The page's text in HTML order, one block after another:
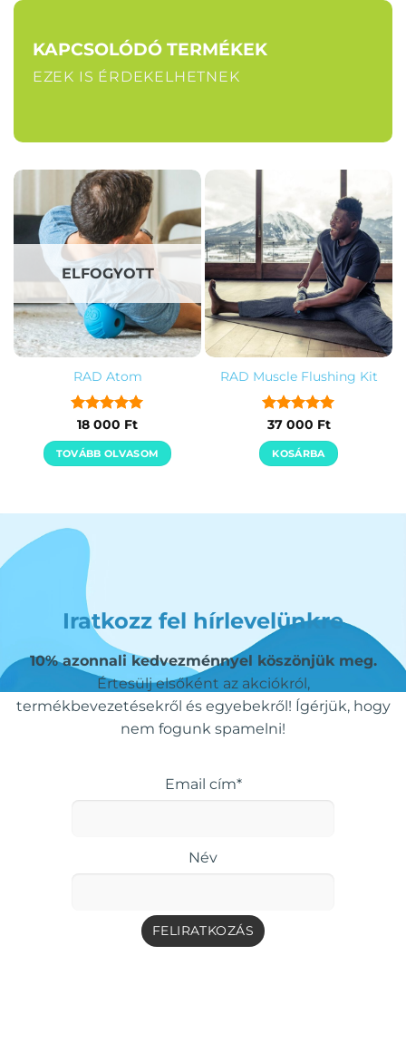
KAPCSOLÓDÓ TERMÉKEK
EZEK IS ÉRDEKELHETNEK
ELFOGYOTT
RAD Atom
Értékelés:5
/ 5
18 000 Ft
TOVÁBB OLVASOM
RAD Muscle Flushing Kit
Értékelés:5
/ 5
37 000 Ft
KOSÁRBA
Iratkozz fel hírlevelünkre
10% azonnali kedvezménnyel köszönjük meg.
Értesülj elsőként az akciókról,
termékbevezetésekről és egyebekről! Ígérjük, hogy
nem fogunk spamelni!
Email cím*
Név